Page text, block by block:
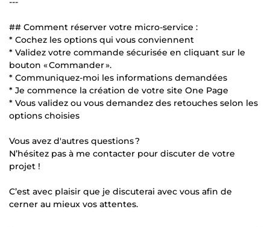
## Comment réserver votre micro-service :
* Cochez les options qui vous conviennent
* Validez votre commande sécurisée en cliquant sur le
bouton « Commander ».
* Communiquez-moi les informations demandées
* Je commence la création de votre site One Page
* Vous validez ou vous demandez des retouches selon les
options choisies
Vous avez d'autres questions ?
N’hésitez pas à me contacter pour discuter de votre
projet !
C’est avec plaisir que je discuterai avec vous afin de
cerner au mieux vos attentes.